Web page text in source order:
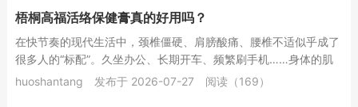
梧桐高福活络保健膏真的好用吗？
在快节奏的现代生活中，颈椎僵硬、肩膀酸痛、腰椎不适似乎成了
很多人的“标配”。久坐办公、长期开车、频繁刷手机……身体的肌
肉和关节在不知不觉中承受着巨大压力。当酸胀...
huoshantang 发布于 2026-07-27 阅读（169）